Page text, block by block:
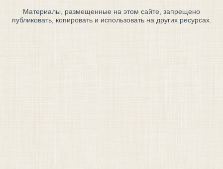
Материалы, размещенные на этом сайте, запрещено
публиковать, копировать и использовать на других ресурсах.